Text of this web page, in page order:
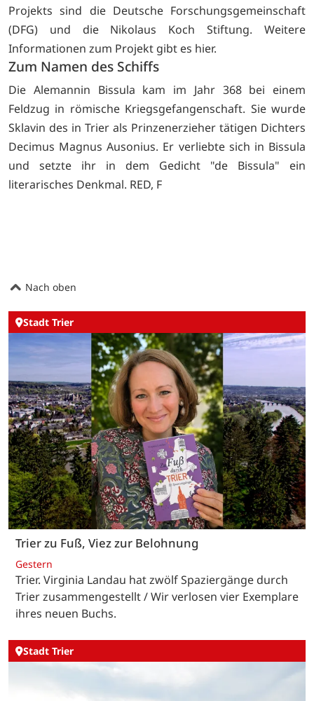
Projekts sind die Deutsche Forschungsgemeinschaft
(DFG) und die Nikolaus Koch Stiftung. Weitere
Informationen zum Projekt gibt es hier.
Zum Namen des Schiffs
Die Alemannin Bissula kam im Jahr 368 bei einem
Feldzug in römische Kriegsgefangenschaft. Sie wurde
Sklavin des in Trier als Prinzenerzieher tätigen Dichters
Decimus Magnus Ausonius. Er verliebte sich in Bissula
und setzte ihr in dem Gedicht "de Bissula" ein
literarisches Denkmal. RED, F
Nach oben
Stadt Trier
Trier zu Fuß, Viez zur Belohnung
Gestern
Trier. Virginia Landau hat zwölf Spaziergänge durch
Trier zusammengestellt / Wir verlosen vier Exemplare
ihres neuen Buchs.
Stadt Trier